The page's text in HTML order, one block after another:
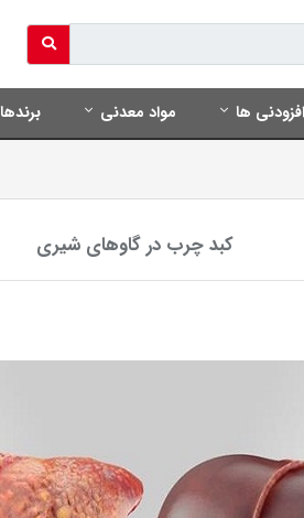
افزودنی ها مواد معدنی برندها
کبد چرب در گاوهای شیری